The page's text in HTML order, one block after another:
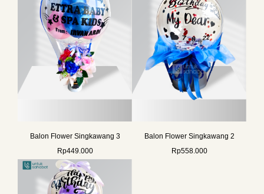
Balon Flower Singkawang 3
Rp449.000
Balon Flower Singkawang 2
Rp558.000